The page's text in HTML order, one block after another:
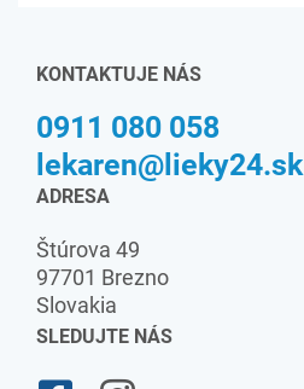
KONTAKTUJE NÁS
0911 080 058
lekaren@lieky24.sk
ADRESA
Štúrova 49
97701 Brezno
Slovakia
SLEDUJTE NÁS